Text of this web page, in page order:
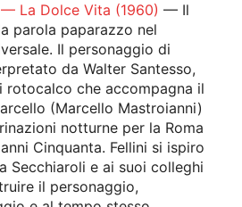
La Dolce Vita (1960) — Il
parola paparazzo nel
Il personaggio di
da Walter Santesso,
che accompagna il
(Marcello Mastroianni)
notturne per la Roma
Cinquanta. Fellini si ispiro
Secchiaroli e ai suoi colleghi
il personaggio,